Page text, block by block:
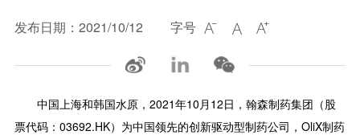
发布日期：2021/10/12 字号   
中国上海和韩国水原，2021年10月12日，翰森制药集团（股
票代码：03692.HK）为中国领先的创新驱动型制药公司，OliX制药